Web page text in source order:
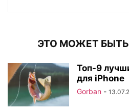
ЭТО МОЖЕТ
Топ-9
для iPhone
Gorban -